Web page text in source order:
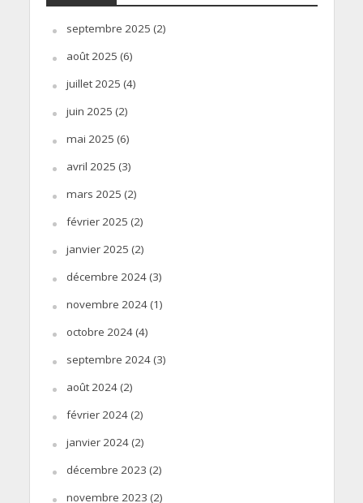
septembre 2025 (2)
août 2025 (6)
juillet 2025 (4)
juin 2025 (2)
mai 2025 (6)
avril 2025 (3)
mars 2025 (2)
février 2025 (2)
janvier 2025 (2)
décembre 2024(3)
novembre 2024(1)
octobre 2024(4)
septembre 2024(3)
août 2024(2)
février 2024(2)
janvier 2024(2)
décembre 2023 (2)
novembre 2023 (2)